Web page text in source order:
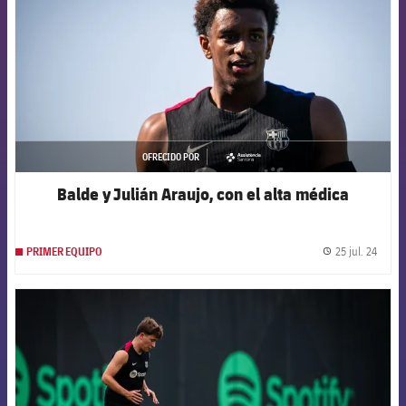
OFRECIDO POR
asistencia
Balde y Julián Araujo, con el alta médica
PRIMER EQUIPO 25 jul. 24